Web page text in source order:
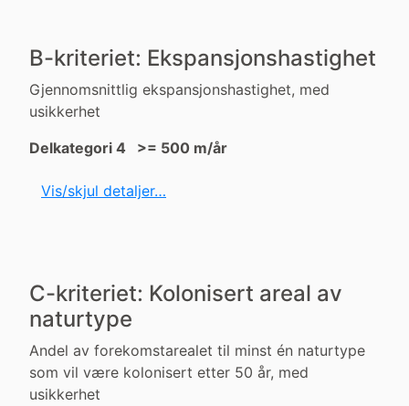
B-kriteriet: Ekspansjonshastighet
Gjennomsnittlig ekspansjonshastighet, med
usikkerhet
Delkategori 4 >= 500 m/år
Vis/skjul detaljer…
C-kriteriet: Kolonisert areal av
naturtype
Andel av forekomstarealet til minst én naturtype
som vil være kolonisert etter 50 år, med
usikkerhet